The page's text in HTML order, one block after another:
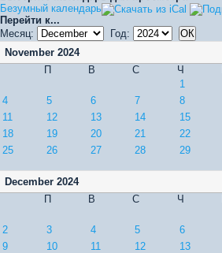
Безумный календарь
Перейти к...
Месяц:
Год:
November 2024
П
В С Ч
1
4
5 6 7 8
11
12 13 14 15
18
19 20 21 22
25
26 27 28 29
December 2024
П
В С Ч
2
3 4 5 6
9
10 11 12 13